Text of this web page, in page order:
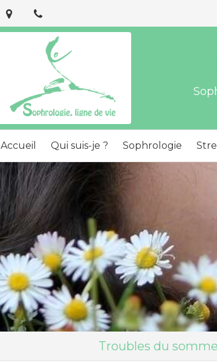
Accueil Qui suis-je ? Sophrologie
Troubles du